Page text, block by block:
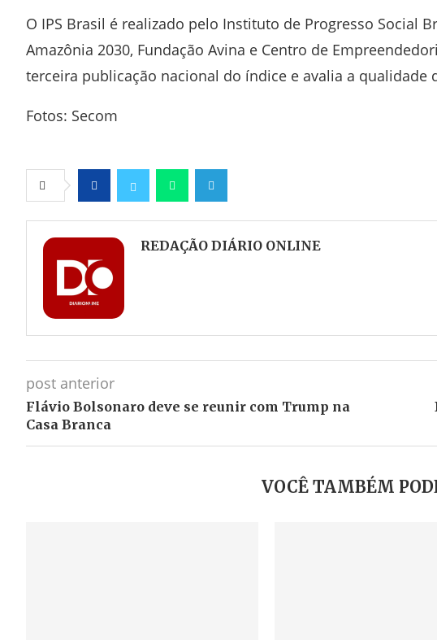
O IPS Brasil é realizado pelo Instituto de Progresso Social
Amazônia 2030, Fundação Avina e Centro de
terceira publicação nacional do índice e avalia a
Fotos: Secom
FacebookTwitter WhatsappTelegram
REDAÇÃO DIÁRIO ONLINE
post anterior
Flávio Bolsonaro deve se reunir com Trump na
Casa Branca
VOCÊ TAMBÉM